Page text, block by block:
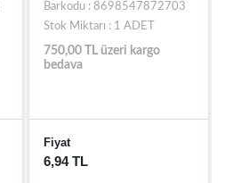
Barkodu : 8698845625988
Stok Miktarı : 1 ADET
750,00 TL üzeri kargo
bedava
Fiyat
5,15 TL